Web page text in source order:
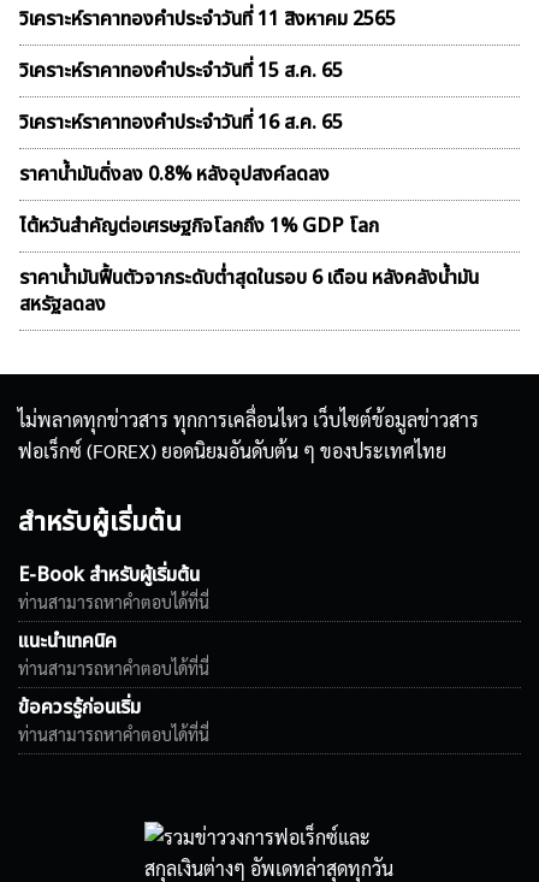
วิเคราะห์ราคาทองคําประจำวันที่ 11 สิงหาคม 2565
วิเคราะห์ราคาทองคําประจำวันที่ 15 ส.ค. 65
วิเคราะห์ราคาทองคําประจำวันที่ 16 ส.ค. 65
ราคาน้ำมันดิ่งลง 0.8% หลังอุปสงค์ลดลง
ไต้หวันสำคัญต่อเศรษฐกิจโลกถึง 1% GDP โลก
ราคาน้ำมันฟื้นตัวจากระดับต่ำสุดในรอบ 6 เดือน หลังคลังน้ำมัน
สหรัฐลดลง
ไม่พลาดทุกข่าวสาร ทุกการเคลื่อนไหว เว็บไซต์ข้อมูลข่าวสาร
ฟอเร็กซ์ (FOREX) ยอดนิยมอันดับต้น ๆ ของประเทศไทย
สำหรับผู้เริ่มต้น
E-Book สำหรับผู้เริ่มต้น
ท่านสามารถหาคำตอบได้ที่นี่
แนะนำเทคนิค
ท่านสามารถหาคำตอบได้ที่นี่
ข้อควรรู้ก่อนเริ่ม
ท่านสามารถหาคำตอบได้ที่นี่